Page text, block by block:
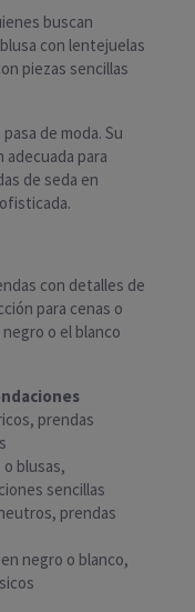
buscan
con lentejuelas
piezas sencillas
de moda. Su
adecuada para
de seda en
con detalles de
para cenas o
o el blanco
prendas
blusas,
sencillas
prendas
negro o blanco,